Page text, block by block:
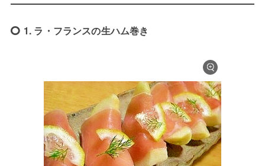
1. ラ・フランスの生ハム巻き